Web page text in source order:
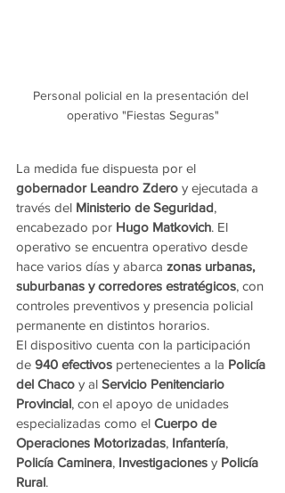
Personal policial en la presentación del
operativo "Fiestas Seguras"
La medida fue dispuesta por el
gobernador Leandro Zdero y ejecutada a
través del Ministerio de Seguridad,
encabezado por Hugo Matkovich. El
operativo se encuentra operativo desde
hace varios días y abarca zonas urbanas,
suburbanas y corredores estratégicos, con
controles preventivos y presencia policial
permanente en distintos horarios.
El dispositivo cuenta con la participación
de 940 efectivos pertenecientes a la Policía
del Chaco y al Servicio Penitenciario
Provincial, con el apoyo de unidades
especializadas como el Cuerpo de
Operaciones Motorizadas, Infantería,
Policía Caminera, Investigaciones y Policía
Rural.